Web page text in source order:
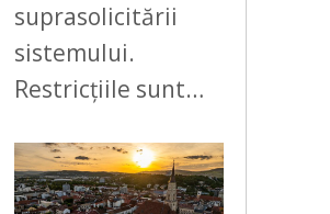
suprasolicitării
sistemului.
Restricțiile sunt…